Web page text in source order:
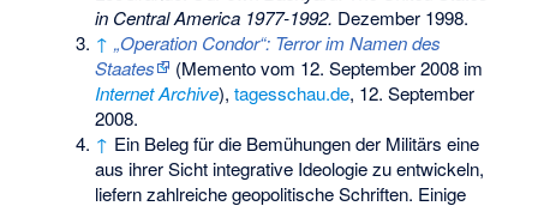
in Central America 1977-1992. Dezember 1998.
↑ „Operation Condor“: Terror im Namen des
Staates
(Mementovom 12. September 2008 im
Internet Archive),tagesschau.de, 12. September
2008.
↑ Ein Beleg für die Bemühungen der Militärs eine
aus ihrer Sicht integrative Ideologie zu entwickeln,
liefern zahlreiche geopolitische Schriften. Einige